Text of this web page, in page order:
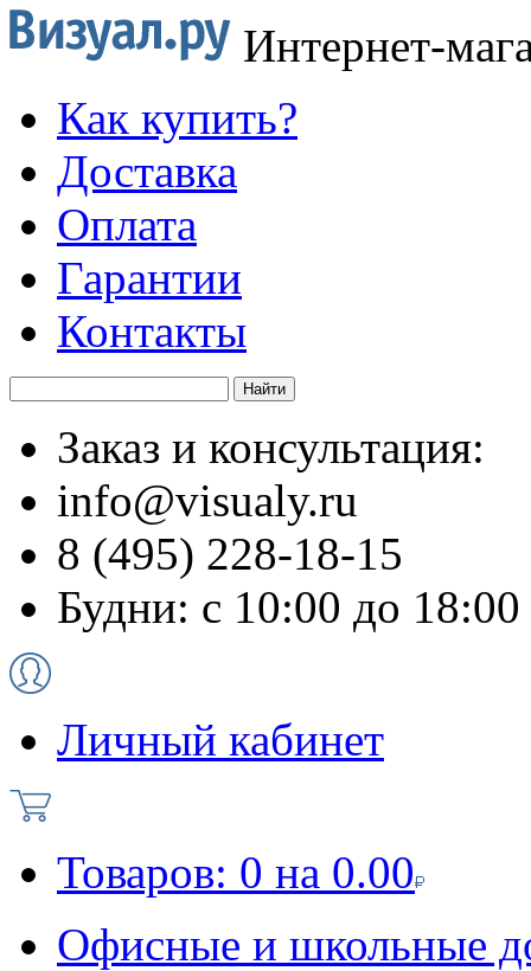
Интернет-
Как купить?
Доставка
Оплата
Гарантии
Контакты
Заказ и консультация:
info@visualy.ru
8 (495) 228-18-15
Будни: с 10:00 до 18:00
Личный кабинет
Товаров: 0 на 0.00
Офисные и школьные